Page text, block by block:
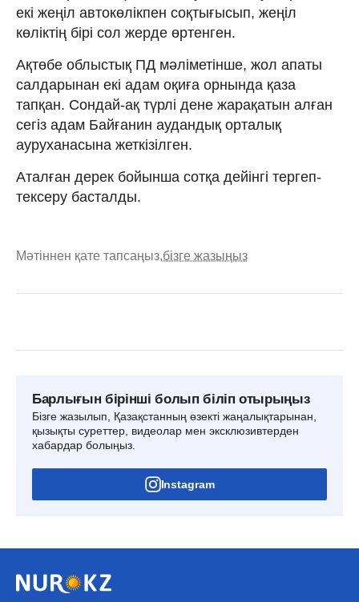
екі жеңіл автокөлікпен соқтығысып, жеңіл
көліктің бірі сол жерде өртенген.
Ақтөбе облыстық ПД мәліметінше, жол апаты
салдарынан екі адам оқиға орнында қаза
тапқан. Сондай-ақ түрлі дене жарақатын алған
сегіз адам Байғанин аудандық орталық
ауруханасына жеткізілген.
Аталған дерек бойынша сотқа дейінгі тергеп-
тексеру басталды.
Мәтіннен қате тапсаңыз,бізге жазыңыз
Барлығын бірінші болып біліп отырыңыз
Бізге жазылып, Қазақстанның өзекті жаңалықтарынан,
қызықты суреттер, видеолар мен эксклюзивтерден
хабардар болыңыз.
Instagram